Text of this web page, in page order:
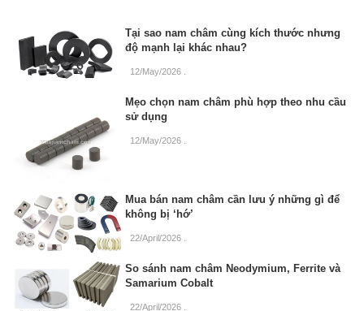
Tại sao nam châm cùng kích thước nhưng
độ mạnh lại khác nhau?
12/May/2026
Mẹo chọn nam châm phù hợp theo nhu cầu
sử dụng
12/May/2026
Mua bán nam châm cần lưu ý những gì để
không bị ‘hớ’
22/April/2026
So sánh nam châm Neodymium, Ferrite và
Samarium Cobalt
22/April/2026